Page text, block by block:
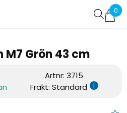
0
Favoriter (0)
M7 Grön 43 cm
Artnr: 3715
Frakt: Standard i